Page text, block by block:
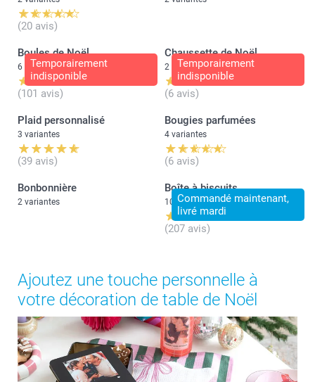
(20 avis)
Temporairement
indisponible
Boules de Noël
6 variantes
(101 avis)
Temporairement
indisponible
Chaussette de Noël
2 variantes
(6 avis)
Plaid personnalisé
3 variantes
(39 avis)
Bougies parfumées
4 variantes
(6 avis)
Bonbonnière
2 variantes
Commandé maintenant,
livré mardi
Boîte à biscuits
10 variantes
(207 avis)
Ajoutez une touche personnelle à
votre décoration de table de Noël